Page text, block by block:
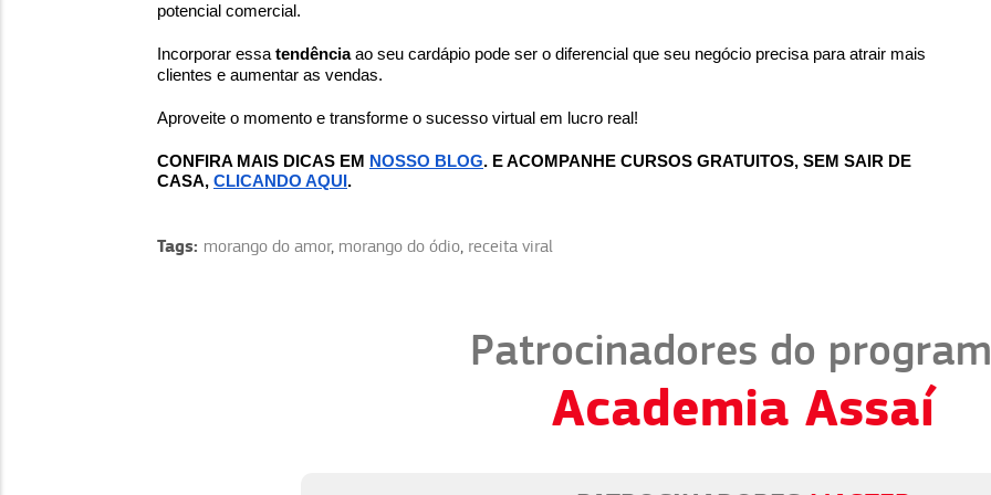
potencial comercial.
Incorporar essa tendênciaao seu cardápio pode ser o diferencial que seu negócio precisa para atrair mais
clientes e aumentar as vendas.
Aproveite o momento e transforme o sucesso virtual em lucro real!
CONFIRA MAIS DICAS EM NOSSO BLOG. E ACOMPANHE CURSOS GRATUITOS, SEM SAIR DE
CASA, CLICANDO AQUI .
Tags: morango do amor, morango do ódio, receita viral
Patrocinadores do
Academia Assaí